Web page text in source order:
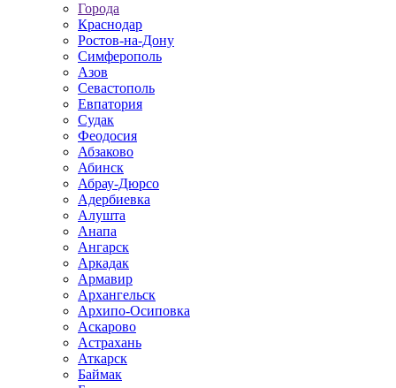
Города
Краснодар
Ростов-на-Дону
Симферополь
Азов
Севастополь
Евпатория
Судак
Феодосия
Абзаково
Абинск
Абрау-Дюрсо
Адербиевка
Алушта
Анапа
Ангарск
Аркадак
Армавир
Архангельск
Архипо-Осиповка
Аскарово
Астрахань
Аткарск
Баймак